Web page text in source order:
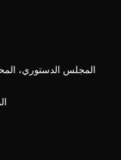
المجلس الدستوري،